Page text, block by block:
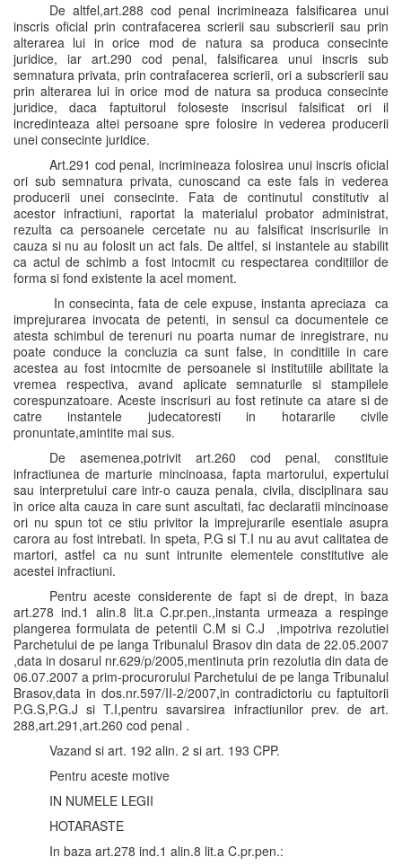
De altfel,art.288 cod penal incrimineaza falsificarea unui
inscris oficial prin contrafacerea scrierii sau subscrierii sau prin
alterarea lui in orice mod de natura sa produca consecinte
juridice, iar art.290 cod penal, falsificarea unui inscris sub
semnatura privata, prin contrafacerea scrierii, ori a subscrierii sau
prin alterarea lui in orice mod de natura sa produca consecinte
juridice, daca faptuitorul foloseste inscrisul falsificat ori il
incredinteaza altei persoane spre folosire in vederea producerii
unei consecinte juridice.
Art.291 cod penal, incrimineaza folosirea unui inscris oficial
ori sub semnatura privata, cunoscand ca este fals in vederea
producerii unei consecinte. Fata de continutul constitutiv al
acestor infractiuni, raportat la materialul probator administrat,
rezulta ca persoanele cercetate nu au falsificat inscrisurile in
cauza si nu au folosit un act fals. De altfel, si instantele au stabilit
ca actul de schimb a fost intocmit cu respectarea conditiilor de
forma si fond existente la acel moment.
In consecinta, fata de cele expuse, instanta apreciaza ca
imprejurarea invocata de petenti, in sensul ca documentele ce
atesta schimbul de terenuri nu poarta numar de inregistrare, nu
poate conduce la concluzia ca sunt false, in conditiile in care
acestea au fost intocmite de persoanele si institutiile abilitate la
vremea respectiva, avand aplicate semnaturile si stampilele
corespunzatoare. Aceste inscrisuri au fost retinute ca atare si de
catre instantele judecatoresti in hotararile civile
pronuntate,amintite mai sus.
De asemenea,potrivit art.260 cod penal, constituie
infractiunea de marturie mincinoasa, fapta martorului, expertului
sau interpretului care intr-o cauza penala, civila, disciplinara sau
in orice alta cauza in care sunt ascultati, fac declaratii mincinoase
ori nu spun tot ce stiu privitor la imprejurarile esentiale asupra
carora au fost intrebati. In speta, P.G si T.I nu au avut calitatea de
martori, astfel ca nu sunt intrunite elementele constitutive ale
acestei infractiuni.
Pentru aceste considerente de fapt si de drept, in baza
art.278 ind.1 alin.8 lit.a C.pr.pen.,instanta urmeaza a respinge
plangerea formulata de petentii C.M si C.J ,impotriva rezolutiei
Parchetului de pe langa Tribunalul Brasov din data de 22.05.2007
,data in dosarul nr.629/p/2005,mentinuta prin rezolutia din data de
06.07.2007 a prim-procurorului Parchetului de pe langa Tribunalul
Brasov,data in dos.nr.597/II-2/2007,in contradictoriu cu faptuitorii
P.G.S,P.G.J si T.I,pentru savarsirea infractiunilor prev. de art.
288,art.291,art.260 cod penal .
Vazand si art. 192 alin. 2 si art. 193 CPP.
Pentru aceste motive
IN NUMELE LEGII
HOTARASTE
In baza art.278 ind.1 alin.8 lit.a C.pr.pen.: